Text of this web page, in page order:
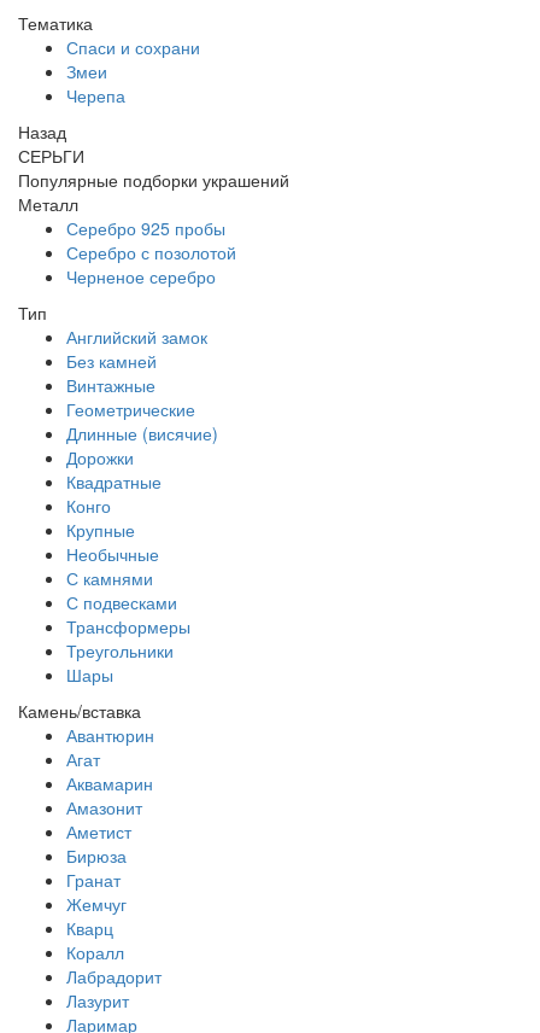
Тематика
Спаси и сохрани
Змеи
Черепа
Назад
СЕРЬГИ
Популярные подборки украшений
Металл
Серебро 925 пробы
Серебро с позолотой
Черненое серебро
Тип
Английский замок
Без камней
Винтажные
Геометрические
Длинные (висячие)
Дорожки
Квадратные
Конго
Крупные
Необычные
С камнями
С подвесками
Трансформеры
Треугольники
Шары
Камень/вставка
Авантюрин
Агат
Аквамарин
Амазонит
Аметист
Бирюза
Гранат
Жемчуг
Кварц
Коралл
Лабрадорит
Лазурит
Ларимар